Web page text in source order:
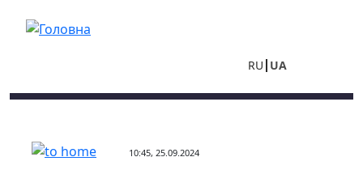
RU UA
10:45, 25.09.2024